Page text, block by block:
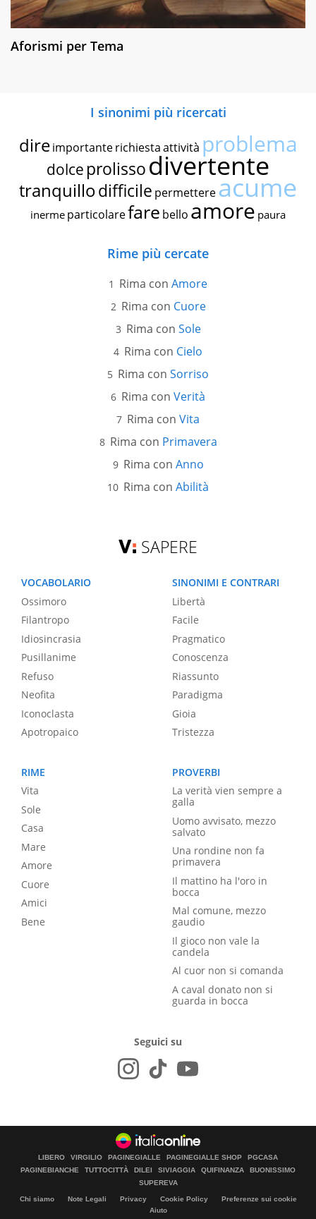
Aforismi per Tema
I sinonimi più ricercati
dire importante richiestaattività problema
dolce prolissodivertente
tranquillodifficile permettereacume
inerme particolarefare bello amore paura
Rime più cercate
Rima con Amore
Rima con Cuore
Rima con Sole
Rima con Cielo
Rima con Sorriso
Rima con Verità
Rima con Vita
Rima con Primavera
Rima con Anno
Rima con Abilità
SAPERE
VOCABOLARIO
Ossimoro
Filantropo
Idiosincrasia
Pusillanime
Refuso
Neofita
Iconoclasta
Apotropaico
SINONIMI E CONTRARI
Libertà
Facile
Pragmatico
Conoscenza
Riassunto
Paradigma
Gioia
Tristezza
RIME
Vita
Sole
Casa
Mare
Amore
Cuore
Amici
Bene
PROVERBI
La verità vien sempre a
galla
Uomo avvisato, mezzo
salvato
Una rondine non fa
primavera
Il mattino ha l'oro in
bocca
Mal comune, mezzo
gaudio
Il gioco non vale la
candela
Al cuor non si comanda
A caval donato non si
guarda in bocca
Seguici su
LIBERO VIRGILIO PAGINEGIALLE PAGINEGIALLE SHOP
PGCASA
PAGINEBIANCHE
TUTTOCITTÀ DILEI SIVIAGGIA QUIFINANZA
BUONISSIMO
SUPEREVA
Chi siamo Note Legali Privacy Cookie Policy
Preferenze sui cookie
Aiuto